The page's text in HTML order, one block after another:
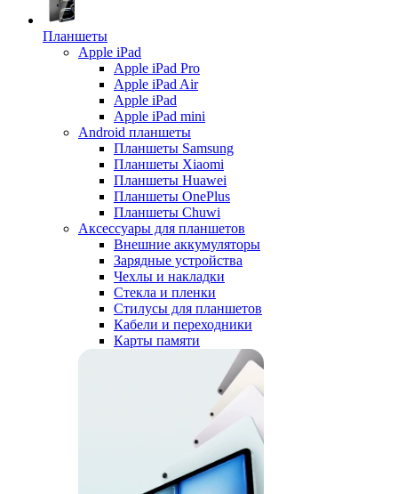
Планшеты
Apple iPad
Apple iPad Pro
Apple iPad Air
Apple iPad
Apple iPad mini
Android планшеты
Планшеты Samsung
Планшеты Xiaomi
Планшеты Huawei
Планшеты OnePlus
Планшеты Chuwi
Аксессуары для планшетов
Внешние аккумуляторы
Зарядные устройства
Чехлы и накладки
Стекла и пленки
Стилусы для планшетов
Кабели и переходники
Карты памяти